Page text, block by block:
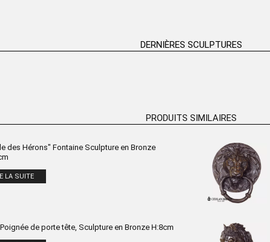
DERNIÈRES SCULPTURES
PRODUITS SIMILAIRES
des Hérons" Fontaine Sculpture en Bronze
LA SUITE
de porte tête, Sculpture en Bronze H:8cm